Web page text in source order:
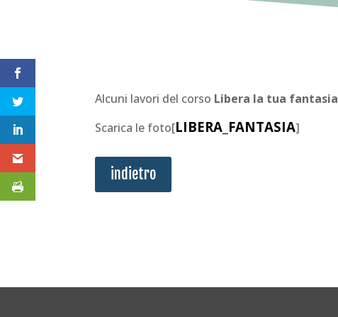
Alcuni lavori del corso Libera la tua fantasia
Scarica le foto[LIBERA_FANTASIA]
indietro